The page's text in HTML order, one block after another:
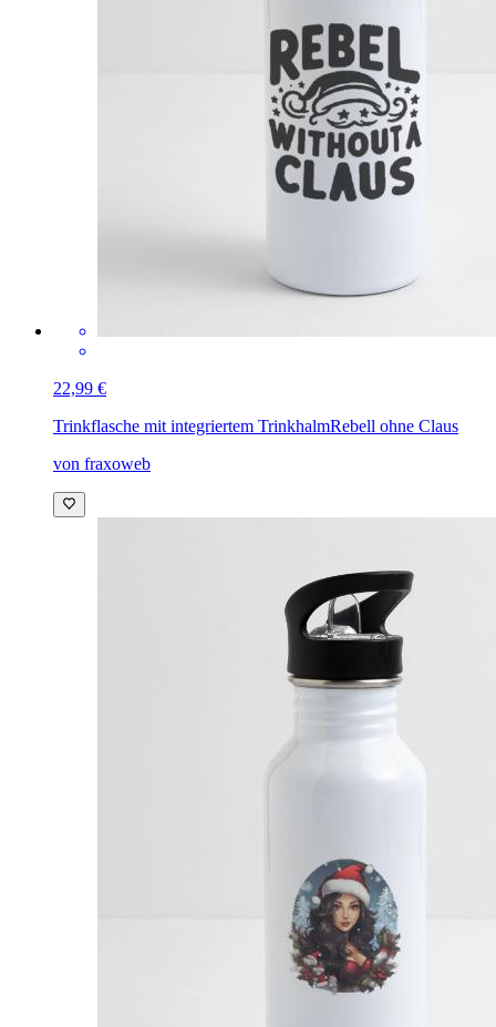
22,99 €
Trinkflasche mit integriertem TrinkhalmRebell ohne Claus
von fraxoweb